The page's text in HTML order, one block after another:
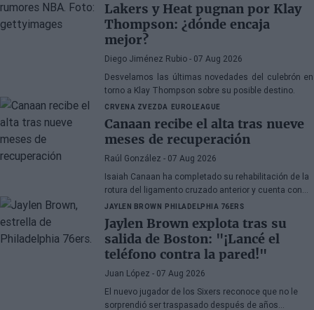
Lakers y Heat pugnan por Klay
Thompson: ¿dónde encaja
mejor?
Diego Jiménez Rubio - 07 Aug 2026
Desvelamos las últimas novedades del culebrón en
torno a Klay Thompson sobre su posible destino.
CRVENA ZVEZDA EUROLEAGUE
Canaan recibe el alta tras nueve
meses de recuperación
Raúl González - 07 Aug 2026
Isaiah Canaan ha completado su rehabilitación de la
rotura del ligamento cruzado anterior y cuenta con
autorización médica para retomar todas las
actividades de baloncesto. El veterano base de 35
años busca regresar a laEuroligatras el paréntesis
forzado de la temporada 2025-26.
JAYLEN BROWN PHILADELPHIA 76ERS
Jaylen Brown explota tras su
salida de Boston: "¡Lancé el
teléfono contra la pared!"
Juan López - 07 Aug 2026
El nuevo jugador de los Sixers reconoce que no le
sorprendió ser traspasado después de años